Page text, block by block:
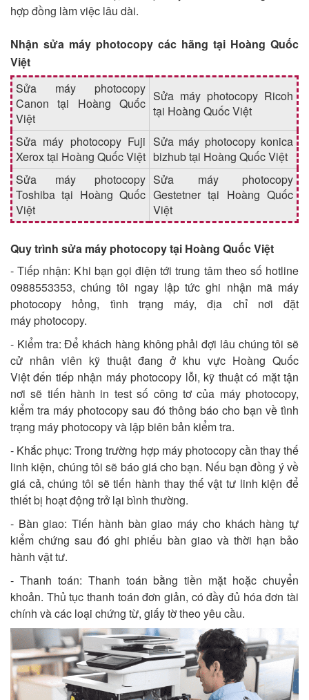
hợp đồng làm việc lâu dài.
Nhận sửa máy photocopy các hãng tại Hoàng Quốc
Việt
Sửa máy photocopy
Canon tại Hoàng Quốc
Việt
Sửa máy photocopy Ricoh
tại Hoàng Quốc Việt
Sửa máy photocopy Fuji
Xerox tại Hoàng Quốc Việt
Sửa máy photocopy konica
bizhub tại Hoàng Quốc Việt
Sửa máy photocopy
Toshiba tại Hoàng Quốc
Việt
Sửa máy photocopy
Gestetner tại Hoàng Quốc
Việt
Quy trình sửa máy photocopy tại Hoàng Quốc Việt
- Tiếp nhận: Khi bạn gọi điện tới trung tâm theo số hotline
0988553353, chúng tôi ngay lập tức ghi nhận mã máy
photocopy hỏng, tình trạng máy, địa chỉ nơi đặt
máy photocopy.
- Kiểm tra: Để khách hàng không phải đợi lâu chúng tôi sẽ
cử nhân viên kỹ thuật đang ở khu vực Hoàng Quốc
Việt đến tiếp nhận máy photocopy lỗi, kỹ thuật có mặt tận
nơi sẽ tiến hành in test số công tơ của máy photocopy,
kiểm tra máy photocopy sau đó thông báo cho bạn về tình
trạng máy photocopy và lập biên bản kiểm tra.
- Khắc phục: Trong trường hợp máy photocopy cần thay thế
linh kiện, chúng tôi sẽ báo giá cho bạn. Nếu bạn đồng ý về
giá cả, chúng tôi sẽ tiến hành thay thế vật tư linh kiện để
thiết bị hoạt động trở lại bình thường.
- Bàn giao: Tiến hành bàn giao máy cho khách hàng tự
kiểm chứng sau đó ghi phiếu bàn giao và thời hạn bảo
hành vật tư.
- Thanh toán: Thanh toán bằng tiền mặt hoặc chuyển
khoản. Thủ tục thanh toán đơn giản, có đầy đủ hóa đơn tài
chính và các loại chứng từ, giấy tờ theo yêu cầu.